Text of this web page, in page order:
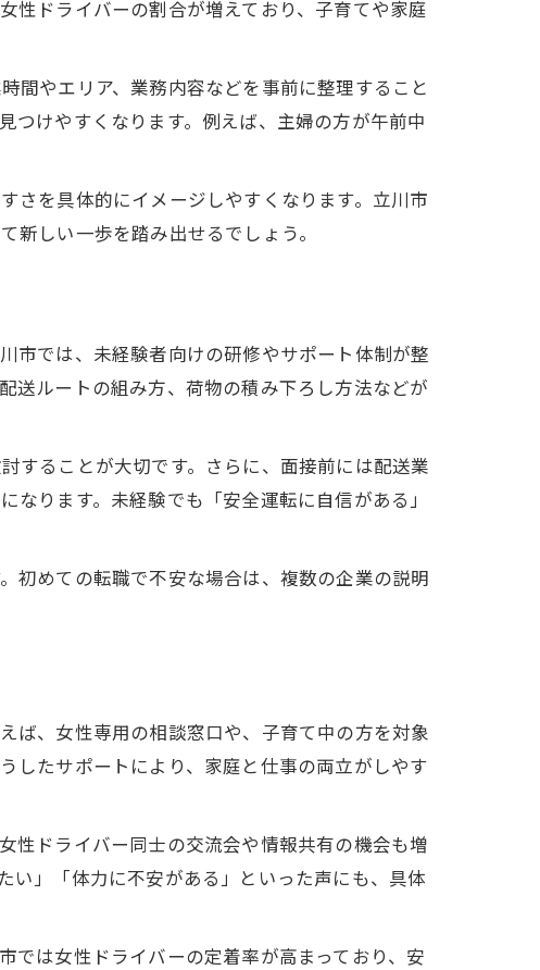
性ドライバーの割合が増えており、子育てや家庭
間やエリア、業務内容などを事前に整理すること
つけやすくなります。例えば、主婦の方が午前中
さを具体的にイメージしやすくなります。立川市
しい一歩を踏み出せるでしょう。
市では、未経験者向けの研修やサポート体制が整
送ルートの組み方、荷物の積み下ろし方法などが
することが大切です。さらに、面接前には配送業
ります。未経験でも「安全運転に自信がある」
初めての転職で不安な場合は、複数の企業の説明
ば、女性専用の相談窓口や、子育て中の方を対象
したサポートにより、家庭と仕事の両立がしやす
性ドライバー同士の交流会や情報共有の機会も増
い」「体力に不安がある」といった声にも、具体
では女性ドライバーの定着率が高まっており、安